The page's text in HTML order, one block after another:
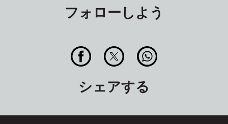
フォローしよう
シェアする